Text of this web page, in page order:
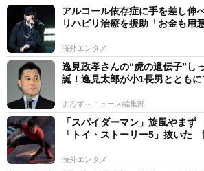
アルコール依存症に手を差し伸
リハビリ治療を援助「お金も用
海外エンタメ
逸見政孝さんの“虎の遺伝子”
誕！逸見太郎が小1長男ととも
よろず～ニュース編集部
「スパイダーマン」旋風やま
「トイ・ストーリー5」抜いた
海外エンタメ